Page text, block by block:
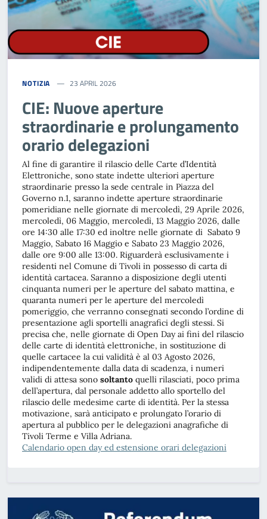
NOTIZIA 23 APRIL 2026
CIE: Nuove aperture
straordinarie e prolungamento
orario delegazioni
Al fine di garantire il rilascio delle Carte d’Identità
Elettroniche, sono state indette ulteriori aperture
straordinarie presso la sede centrale in Piazza del
Governo n.1, saranno indette aperture straordinarie
pomeridiane nelle giornate di mercoledì, 29 Aprile 2026,
mercoledì, 06 Maggio, mercoledì, 13 Maggio 2026, dalle
ore 14:30 alle 17:30 ed inoltre nelle giornate di Sabato 9
Maggio, Sabato 16 Maggio e Sabato 23 Maggio 2026,
dalle ore 9:00 alle 13:00. Riguarderà esclusivamente i
residenti nel Comune di Tivoli in possesso di carta di
identità cartacea. Saranno a disposizione degli utenti
cinquanta numeri per le aperture del sabato mattina, e
quaranta numeri per le aperture del mercoledì
pomeriggio, che verranno consegnati secondo l’ordine di
presentazione agli sportelli anagrafici degli stessi. Si
precisa che, nelle giornate di Open Day ai fini del rilascio
delle carte di identità elettroniche, in sostituzione di
quelle cartacee la cui validità è al 03 Agosto 2026,
indipendentemente dalla data di scadenza, i numeri
validi di attesa sono soltanto quelli rilasciati, poco prima
dell’apertura, dal personale addetto allo sportello del
rilascio delle medesime carte di identità. Per la stessa
motivazione, sarà anticipato e prolungato l’orario di
apertura al pubblico per le delegazioni anagrafiche di
Tivoli Terme e Villa Adriana.
Calendario open day ed estensione orari delegazioni